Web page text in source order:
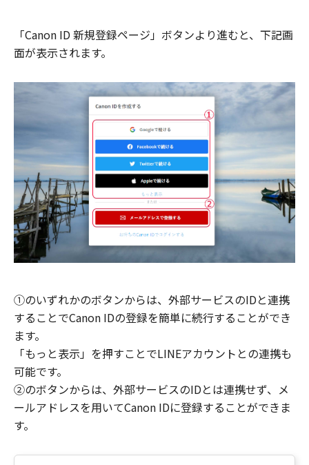
「Canon ID 新規登録ページ」ボタンより進むと、下記画
面が表示されます。
①のいずれかのボタンからは、外部サービスのIDと連携
することでCanon IDの登録を簡単に続行することができ
ます。
「もっと表示」を押すことでLINEアカウントとの連携も
可能です。
②のボタンからは、外部サービスのIDとは連携せず、メ
ールアドレスを用いてCanon IDに登録することができま
す。